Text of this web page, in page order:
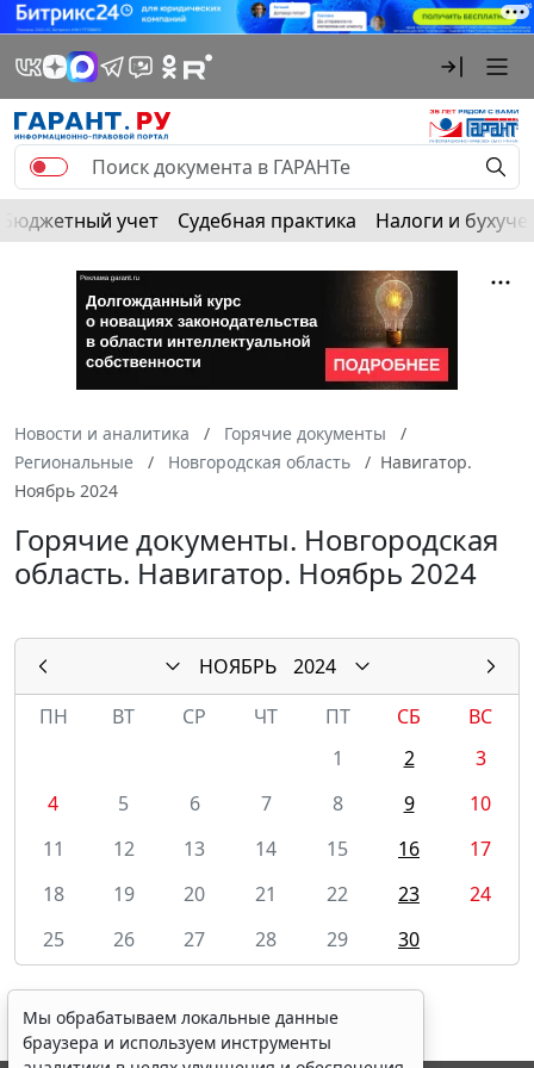
Бюджетный учет Судебная практика Налоги и
Новости и аналитика
Горячие документы
Региональные
Новгородская область
Навигатор.
Ноябрь 2024
Горячие документы. Новгородская
область. Навигатор. Ноябрь 2024
НОЯБРЬ
2024
ПН
ВТ СР ЧТ ПТ СБ
ВС
1
2
3
4
5 6 7 8 9
10
11
12 13 14 15 16
17
18
19 20 21 22 23
24
25
26 27 28 29 30
Мы обрабатываем локальные данные
браузера и используем инструменты